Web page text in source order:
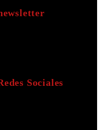
Sociales